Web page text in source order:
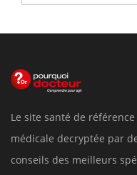
Le site santé de
médicale decryptée par
conseils des meilleurs